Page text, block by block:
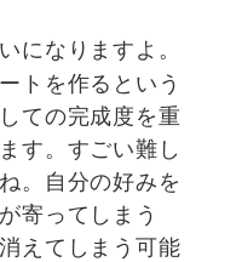
になりますよ。
トを作るという
ての完成度を重
す。すごい難し
。自分の好みを
寄ってしまう
えてしまう可能